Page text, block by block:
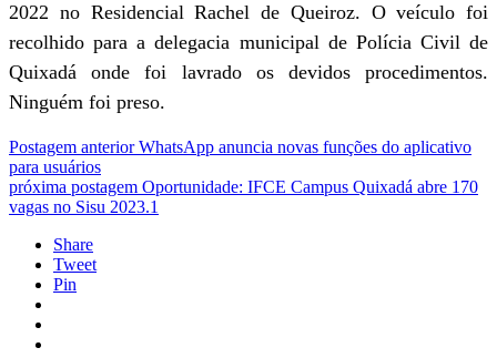
2022 no Residencial Rachel de Queiroz. O veículo foi
recolhido para a delegacia municipal de Polícia Civil de
Quixadá onde foi lavrado os devidos procedimentos.
Ninguém foi preso.
Postagem anterior WhatsApp anuncia novas funções do aplicativo
para usuários
próxima postagem Oportunidade: IFCE Campus Quixadá abre 170
vagas no Sisu 2023.1
Share
Tweet
Pin